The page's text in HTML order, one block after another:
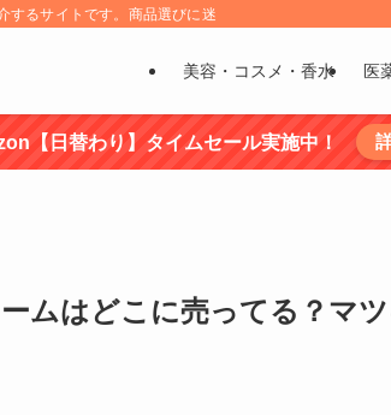
るサイトです。商品選びに迷うものについては、商品
美容・コスメ・香水 医
【日替わり】タイムセール実施中！
ムはどこに売ってる？マ